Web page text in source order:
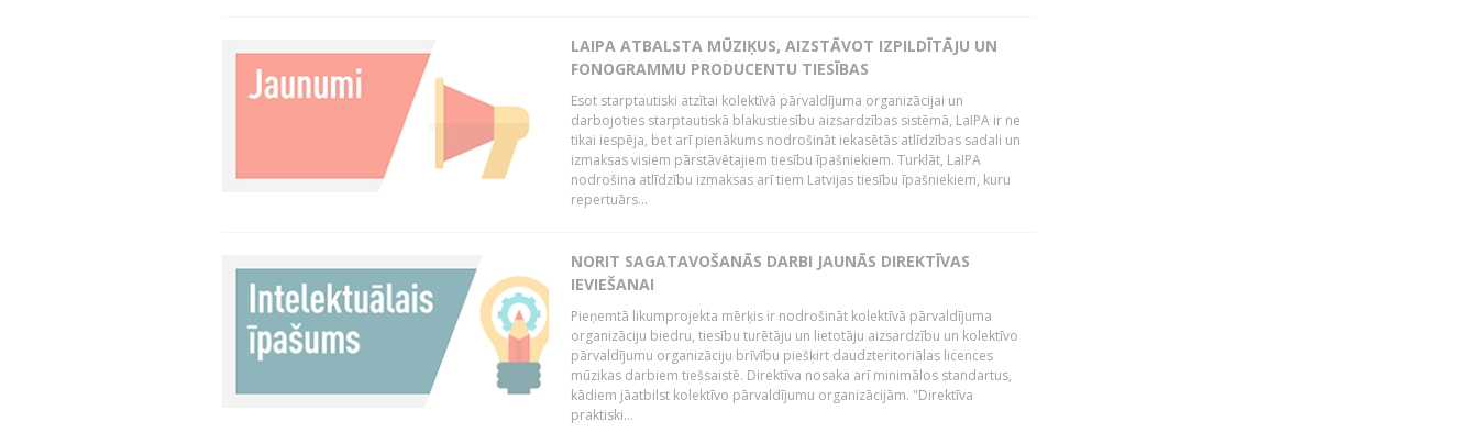
LAIPA ATBALSTA MŪZIĶUS, AIZSTĀVOT IZPILDĪTĀJU UN
FONOGRAMMU PRODUCENTU TIESĪBAS
Esot starptautiski atzītai kolektīvā pārvaldījuma organizācijai un
darbojoties starptautiskā blakustiesību aizsardzības sistēmā, LaIPA ir ne
tikai iespēja, bet arī pienākums nodrošināt iekasētās atlīdzības sadali un
izmaksas visiem pārstāvētajiem tiesību īpašniekiem. Turklāt, LaIPA
nodrošina atlīdzību izmaksas arī tiem Latvijas tiesību īpašniekiem, kuru
repertuārs...
NORIT SAGATAVOŠANĀS DARBI JAUNĀS DIREKTĪVAS
IEVIEŠANAI
Pieņemtā likumprojekta mērķis ir nodrošināt kolektīvā pārvaldījuma
organizāciju biedru, tiesību turētāju un lietotāju aizsardzību un kolektīvo
pārvaldījumu organizāciju brīvību piešķirt daudzteritoriālas licences
mūzikas darbiem tiešsaistē. Direktīva nosaka arī minimālos standartus,
kādiem jāatbilst kolektīvo pārvaldījumu organizācijām. "Direktīva
praktiski...